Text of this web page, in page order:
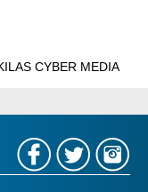
CYBER MEDIA